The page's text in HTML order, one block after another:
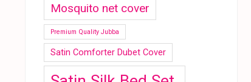
Mosquito net cover
Premium Quality Jubba
Satin Comforter Dubet Cover